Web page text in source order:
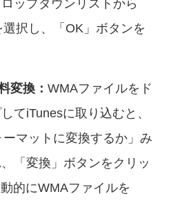
ップダウンリストから
選択し、「OK」ボタンを
変換：WMAファイルをド
てiTunesに取り込むと、
ーマットに変換するか」み
「変換」ボタンをクリッ
的にWMAファイルを